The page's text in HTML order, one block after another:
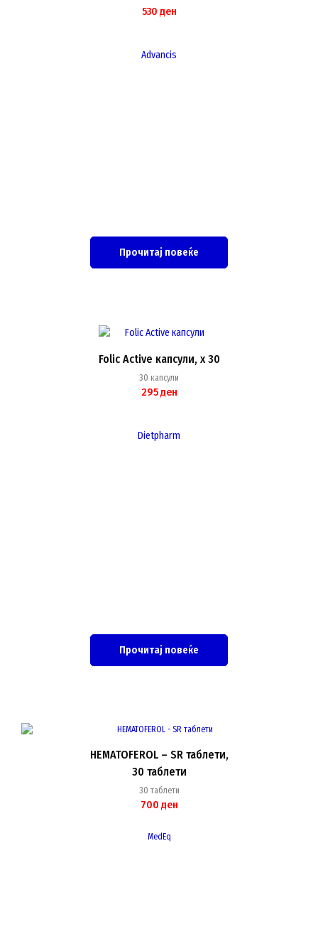
530 ден
Advancis
Прочитај повеќе
Folic Active капсули, x 30
30 капсули
295ден
Dietpharm
Прочитај повеќе
HEMATOFEROL – SR таблети,
30 таблети
30 таблети
700 ден
MedEq